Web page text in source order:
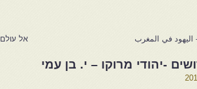
اليهود في المغرب אל
-יהודי מרוקו – י. בן עמי